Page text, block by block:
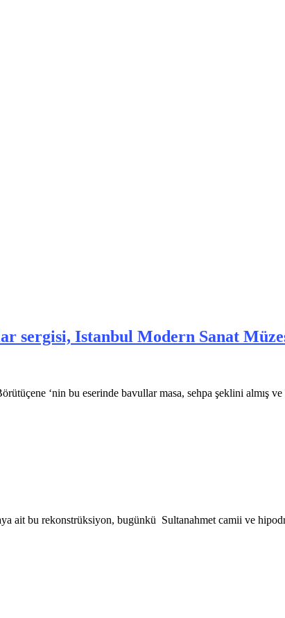
sergisi, Istanbul Modern Sanat
‘nin bu eserinde bavullar masa, sehpa şeklini almış
ait bu rekonstrüksiyon, bugünkü Sultanahmet camii ve